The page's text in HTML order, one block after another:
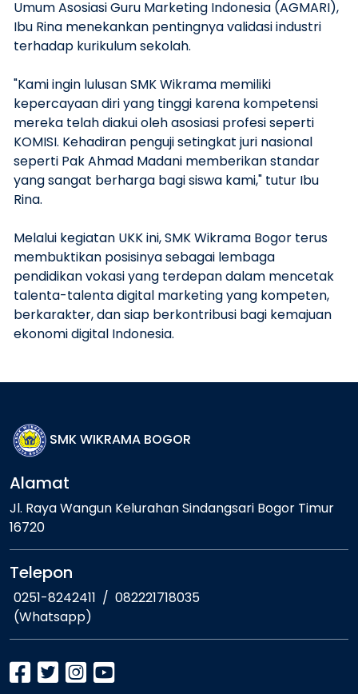
Umum Asosiasi Guru Marketing Indonesia (AGMARI),
Ibu Rina menekankan pentingnya validasi industri
terhadap kurikulum sekolah.
"Kami ingin lulusan SMK Wikrama memiliki
kepercayaan diri yang tinggi karena kompetensi
mereka telah diakui oleh asosiasi profesi seperti
KOMISI. Kehadiran penguji setingkat juri nasional
seperti Pak Ahmad Madani memberikan standar
yang sangat berharga bagi siswa kami," tutur Ibu
Rina.
Melalui kegiatan UKK ini, SMK Wikrama Bogor terus
membuktikan posisinya sebagai lembaga
pendidikan vokasi yang terdepan dalam mencetak
talenta-talenta digital marketing yang kompeten,
berkarakter, dan siap berkontribusi bagi kemajuan
ekonomi digital Indonesia.
SMK WIKRAMA BOGOR
Alamat
Jl. Raya Wangun Kelurahan Sindangsari Bogor Timur
16720
Telepon
0251-8242411 / 082221718035
(Whatsapp)